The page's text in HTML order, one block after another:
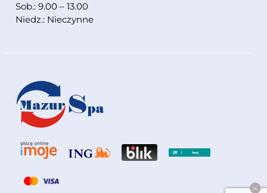
Sob.: 9.00 – 13.00
Niedz.: Nieczynne